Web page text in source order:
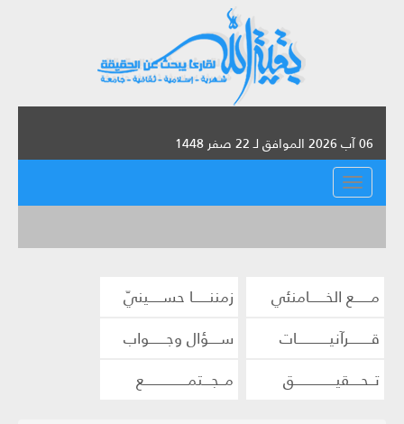
06 آب 2026 الموافق لـ 22 صفر 1448
القائمة
مــــــع الخــــــامنئي
زمننــــــا حســـــينيّ
قــــــــرآنيــــــــــــات
ســــؤال وجــــــواب
تــحــــقيـــــــــــــــق
مــجـــتمــــــــــــــــع